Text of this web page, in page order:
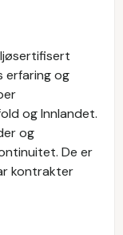
erfaring og
og Innlandet.
og
De er
kontrakter